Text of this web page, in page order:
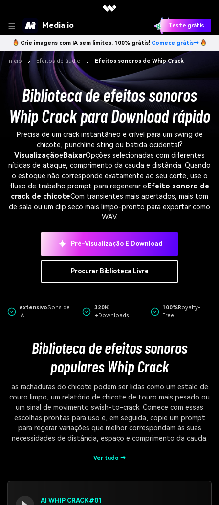
Media.io Teste grátis
Crie imagens com IA sem limites. 100% grátis! Comece grátis→
Início Efeitos de áudio Efeitos sonoros de Whip Crack
Biblioteca de efeitos sonoros
Whip Crack para Download rápido
Precisa de um crack instantâneo e crível para um swing de
chicote, punchline sting ou batida ocidental?
Visualizaçãoe BaixarOpções selecionadas com diferentes
nítidas de ataque, comprimento da cauda e distância. Quando
o estoque não corresponde exatamente ao seu corte, use o
fluxo de trabalho prompt para regenerar o Efeito sonoro de
crack de chicoteCom transientes mais apertados, mais tom
de sala ou um clip seco mais limpo-pronto para exportar como
WAV.
Pré-Visualização E Download
Procurar Biblioteca Livre
extensivoSons de
IA
320K
+Downloads
100%Royalty-
Free
Biblioteca de efeitos sonoros
populares Whip Crack
as rachaduras do chicote podem ser lidas como um estalo de
couro limpo, um relatório de chicote de touro mais pesado ou
um sinal de movimento swish-to-crack. Comece com essas
escolhas prontas para uso e, em seguida, copie um prompt
para regerar variações que melhor correspondam às suas
necessidades de distância, espaço e comprimento da cauda.
Ver tudo →
AI WHIP CRACK#01